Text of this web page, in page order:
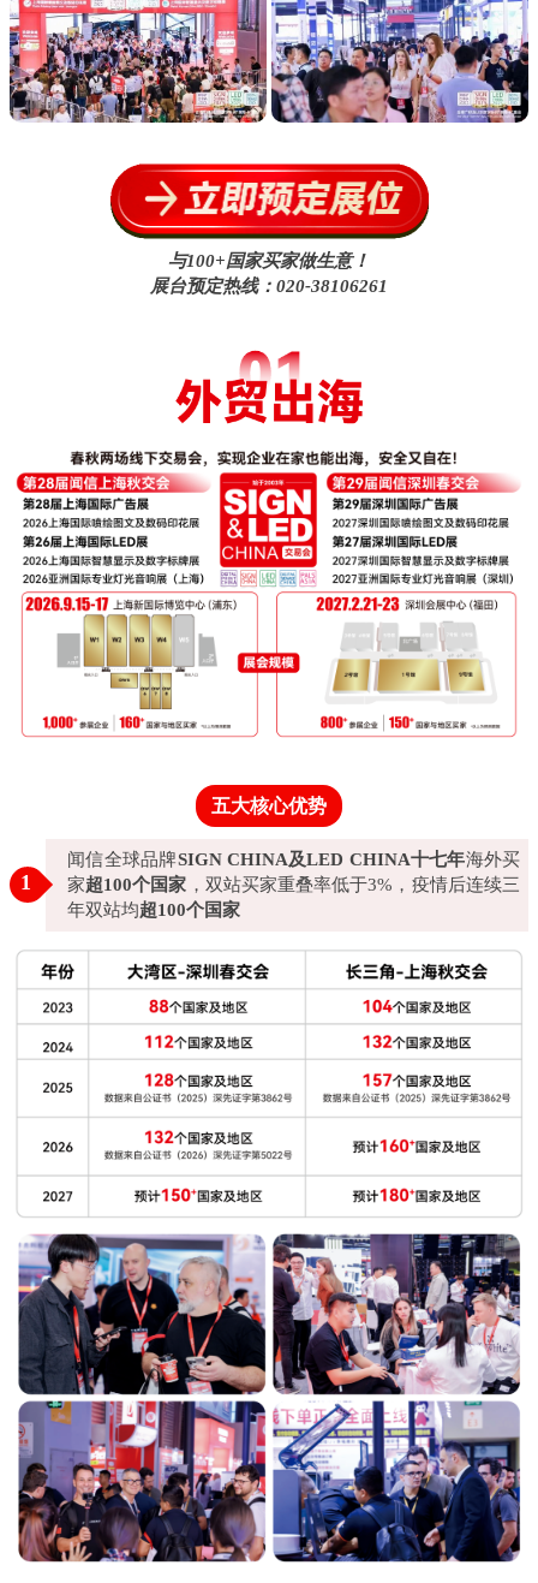
与100+国家买家做生意！
展台预定热线：020-38106261
五大核心优势
1
闻信全球品牌SIGN CHINA及LED CHINA十七年海外买
家超100个国家 ，双站买家重叠率低于3%，疫情后连续三
年双站均超100个国家